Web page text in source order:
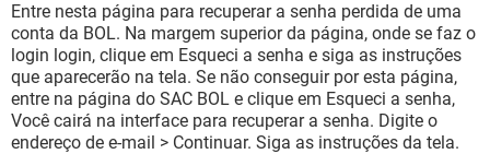
Entre nesta página para recuperar a senha perdida de uma
conta da BOL. Na margem superior da página, onde se faz o
login login, clique em Esqueci a senha e siga as instruções
que aparecerão na tela. Se não conseguir por esta página,
entre na página do SAC BOL e clique em Esqueci a senha,
Você cairá na interface para recuperar a senha. Digite o
endereço de e-mail > Continuar. Siga as instruções da tela.